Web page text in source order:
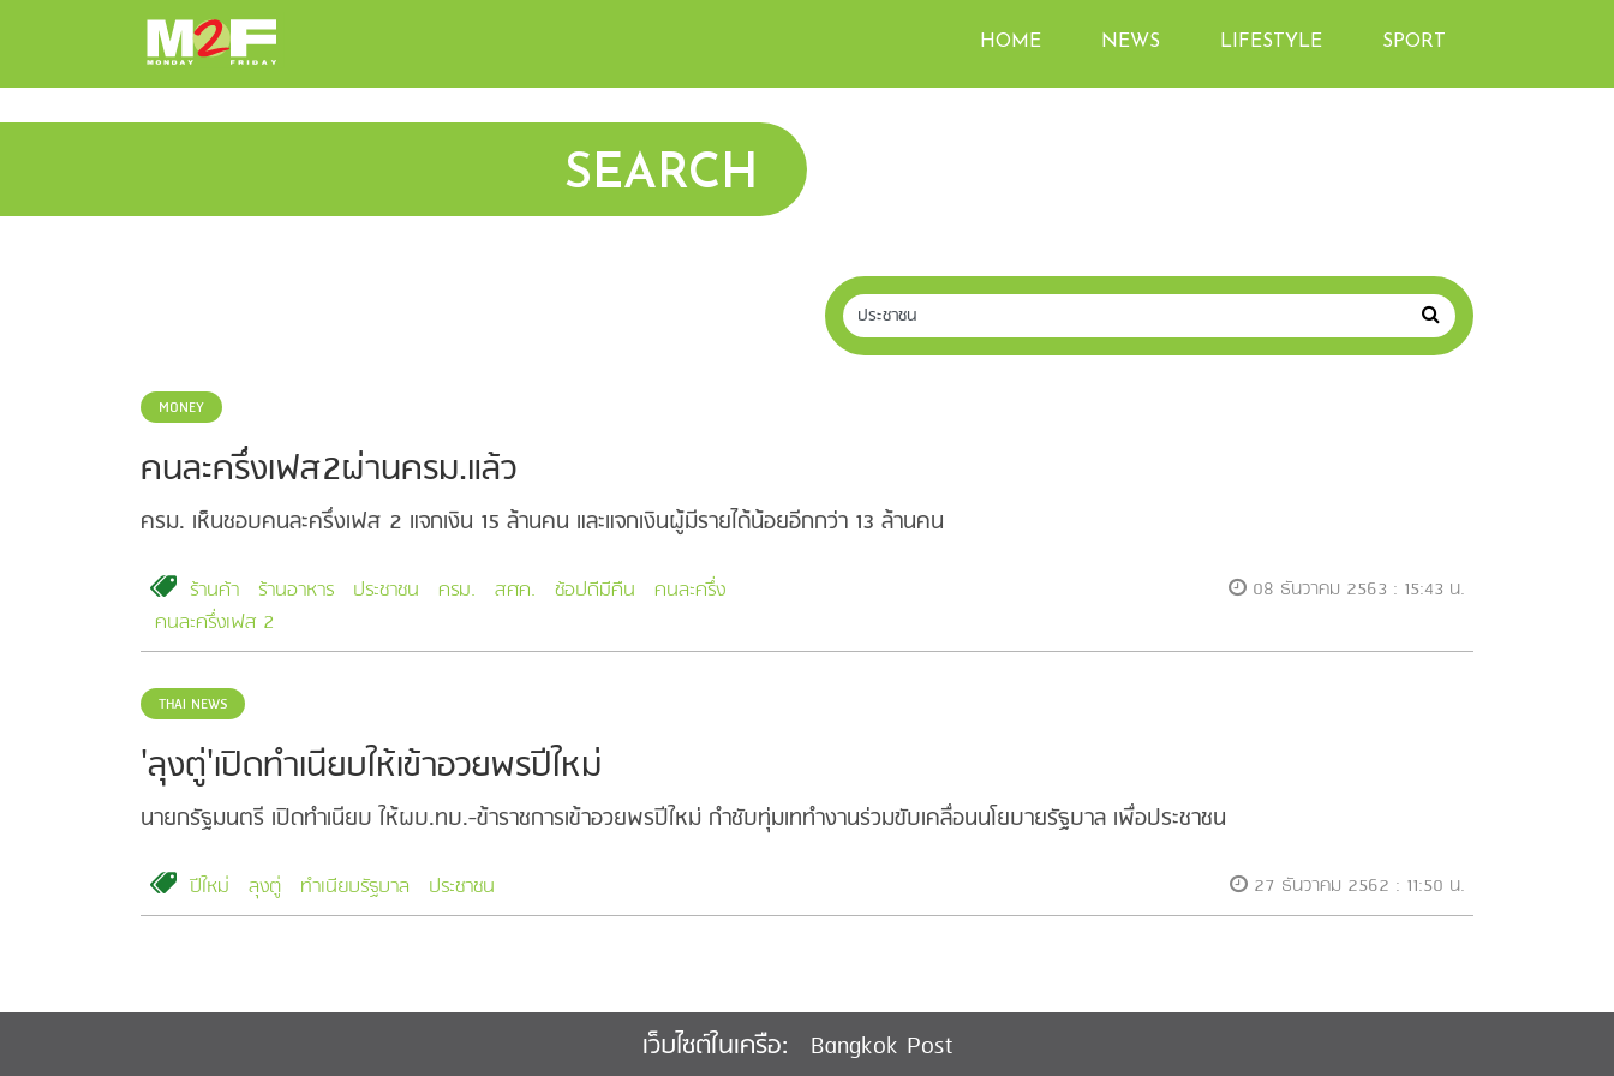
HOME NEWS LIFESTYLE SPORT
SEARCH
MONEY
คนละครึ่งเฟส2ผ่านครม.แล้ว
ครม. เห็นชอบคนละครึ่งเฟส 2 แจกเงิน 15 ล้านคน และแจกเงินผู้มีรายได้น้อยอีกกว่า 13 ล้านคน
ร้านค้า ร้านอาหาร ประชาชน ครม. สศค. ช้อปดีมีคืน
คนละครึ่ง
คนละครึ่งเฟส 2
08 ธันวาคม 2563 : 15:43 น.
THAI NEWS
'ลุงตู่'เปิดทำเนียบให้เข้าอวยพรปีใหม่
นายกรัฐมนตรี เปิดทำเนียบ ให้ผบ.ทบ.-ข้าราชการเข้าอวยพรปีใหม่ กำชับทุ่มเททำงานร่วมขับเคลื่อนนโยบายรัฐบาล เพื่อประชาชน
ปีใหม่ ลุงตู่ ทำเนียบรัฐบาล ประชาชน 27 ธันวาคม 2562 : 11:50 น.
เว็บไซต์ในเครือ: Bangkok Post